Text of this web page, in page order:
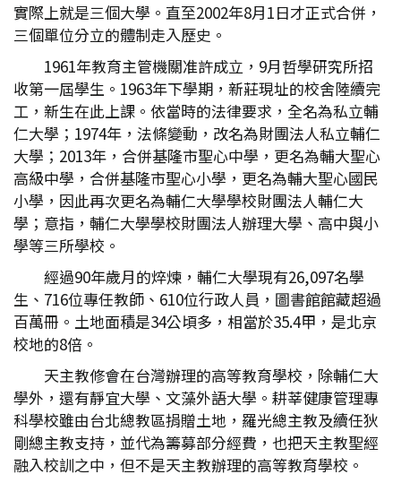
實際上就是三個大學。直至2002年8月1日才正式合併，
三個單位分立的體制走入歷史。
1961年教育主管機關准許成立，9月哲學研究所招
收第一屆學生。1963年下學期，新莊現址的校舍陸續完
工，新生在此上課。依當時的法律要求，全名為私立輔
仁大學；1974年，法條變動，改名為財團法人私立輔仁
大學；2013年，合併基隆市聖心中學，更名為輔大聖心
高級中學，合併基隆市聖心小學，更名為輔大聖心國民
小學，因此再次更名為輔仁大學學校財團法人輔仁大
學；意指，輔仁大學學校財團法人辦理大學、高中與小
學等三所學校。
經過90年歲月的焠煉，輔仁大學現有26,097名學
生、716位專任教師、610位行政人員，圖書館館藏超過
百萬冊。土地面積是34公頃多，相當於35.4甲，是北京
校地的8倍。
天主教修會在台灣辦理的高等教育學校，除輔仁大
學外，還有靜宜大學、文藻外語大學。耕莘健康管理專
科學校雖由台北總教區捐贈土地，羅光總主教及續任狄
剛總主教支持，並代為籌募部分經費，也把天主教聖經
融入校訓之中，但不是天主教辦理的高等教育學校。